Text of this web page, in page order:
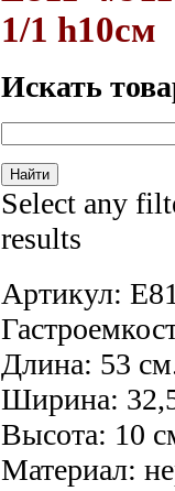
1/1 h10см
Искать
Select any
results
Артикул:
Длина: 53
Ширина:
Высота: 10
Материал: